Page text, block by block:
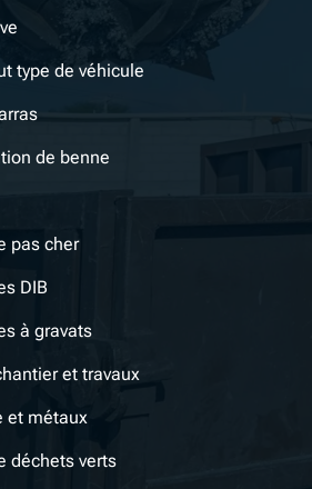
type de véhicule
de benne
pas cher
DIB
à gravats
et travaux
et métaux
déchets verts